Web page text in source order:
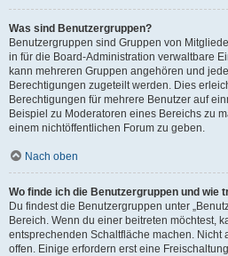
Was sind Benutzergruppen?
Benutzergruppen sind Gruppen von
in für die Board-Administration verwaltbare
kann mehreren Gruppen angehören und
Berechtigungen zugeteilt werden. Dies
Berechtigungen für mehrere Benutzer auf
Beispiel zu Moderatoren eines Bereichs zu
einem nichtöffentlichen Forum zu geben.
Nach oben
Wo finde ich die Benutzergruppen und wie
Du findest die Benutzergruppen unter
Bereich. Wenn du einer beitreten möchtest,
entsprechenden Schaltfläche machen. Nicht
offen. Einige erfordern erst eine